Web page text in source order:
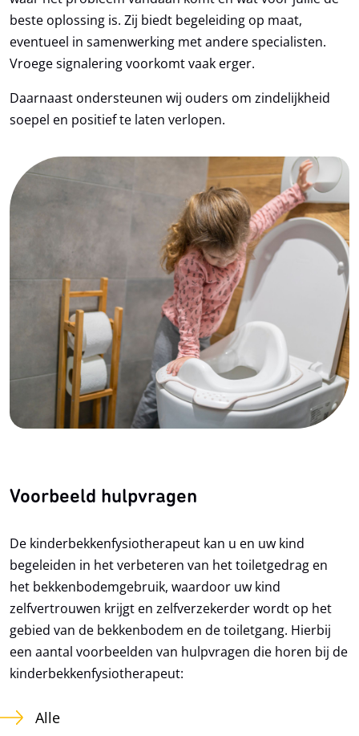
beste oplossing is. Zij biedt begeleiding op maat,
eventueel in samenwerking met andere specialisten.
Vroege signalering voorkomt vaak erger.
Daarnaast ondersteunen wij ouders om zindelijkheid
soepel en positief te laten verlopen.
Voorbeeld hulpvragen
De kinderbekkenfysiotherapeut kan u en uw kind
begeleiden in het verbeteren van het toiletgedrag en
het bekkenbodemgebruik, waardoor uw kind
zelfvertrouwen krijgt en zelfverzekerder wordt op het
gebied van de bekkenbodem en de toiletgang. Hierbij
een aantal voorbeelden van hulpvragen die horen bij de
kinderbekkenfysiotherapeut:
Alle